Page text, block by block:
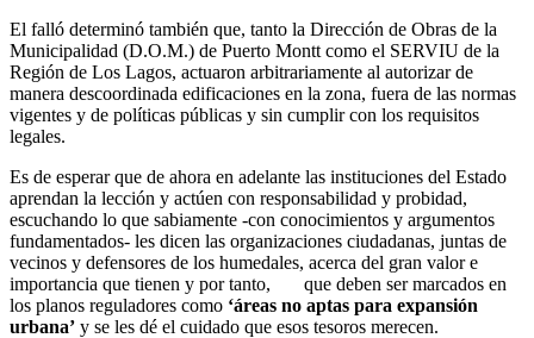
El falló determinó también que, tanto la Dirección de Obras de la
Municipalidad (D.O.M.) de Puerto Montt como el SERVIU de la
Región de Los Lagos, actuaron arbitrariamente al autorizar de
manera descoordinada edificaciones en la zona, fuera de las normas
vigentes y de políticas públicas y sin cumplir con los requisitos
legales.
Es de esperar que de ahora en adelante las instituciones del Estado
aprendan la lección y actúen con responsabilidad y probidad,
escuchando lo que sabiamente -con conocimientos y argumentos
fundamentados- les dicen las organizaciones ciudadanas, juntas de
vecinos y defensores de los humedales, acerca del gran valor e
importancia que tienen y por tanto, que deben ser marcados en
los planos reguladores como ‘áreas no aptas para expansión
urbana’ y se les dé el cuidado que esos tesoros merecen.